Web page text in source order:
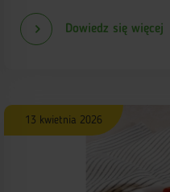
Dowiedz się więcej
13 kwietnia 2026